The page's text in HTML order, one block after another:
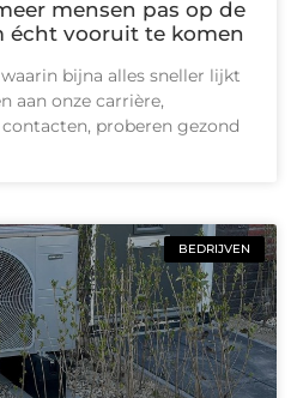
mensen pas op de
écht vooruit te komen
bijna alles sneller lijkt
aan onze carrière,
proberen gezond
BEDRIJVEN